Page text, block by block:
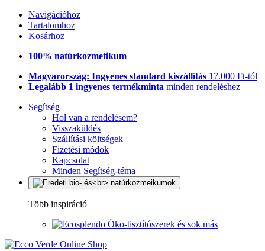
Navigációhoz
Tartalomhoz
Kosárhoz
100% natúrkozmetikum
Magyarország: Ingyenes standard kiszállítás 17.000 Ft-tól
Legalább 1 ingyenes termékminta minden rendeléshez
Segítség
Hol van a rendelésem?
Visszaküldés
Szállítási költségek
Fizetési módok
Kapcsolat
Minden Segítség-téma
Több inspiráció
Öko-tisztítószerek és sok más